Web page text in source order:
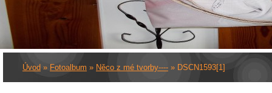
Úvod » Fotoalbum » Něco z mé tvorby---- » DSCN1593[1]